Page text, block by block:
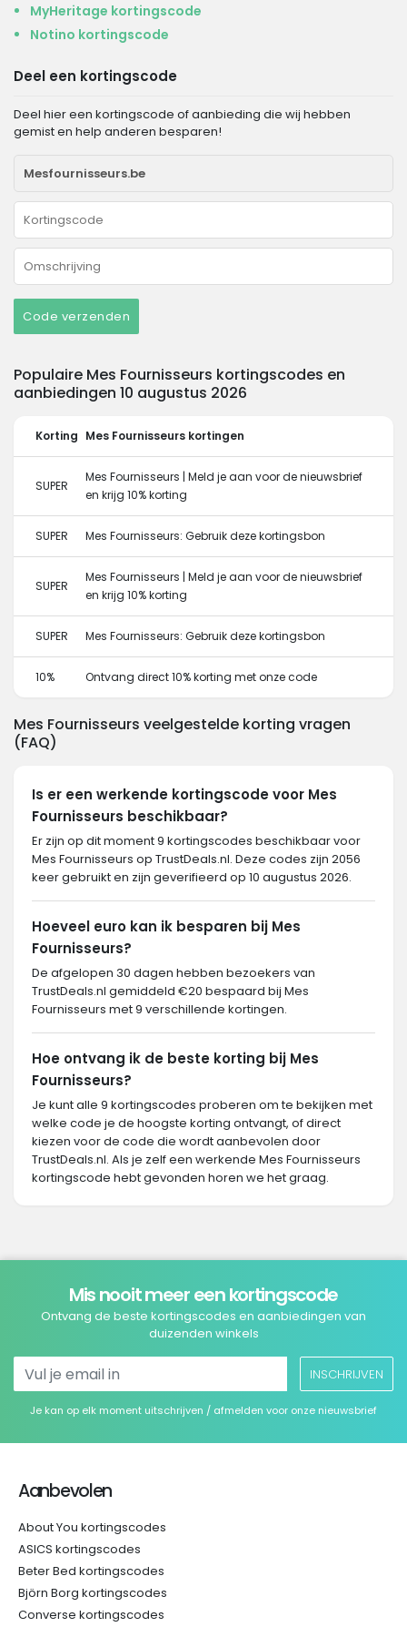
MyHeritage kortingscode
Notino kortingscode
Deel een kortingscode
Deel hier een kortingscode of aanbieding die wij hebben
gemist en help anderen besparen!
Code verzenden
Populaire Mes Fournisseurs kortingscodes en
aanbiedingen 10 augustus 2026
Korting Mes Fournisseurs kortingen
SUPER
Mes Fournisseurs | Meld je aan voor de nieuwsbrief
en krijg 10% korting
SUPER Mes Fournisseurs: Gebruik deze kortingsbon
SUPER
Mes Fournisseurs | Meld je aan voor de nieuwsbrief
en krijg 10% korting
SUPER Mes Fournisseurs: Gebruik deze kortingsbon
10% Ontvang direct 10% korting met onze code
Mes Fournisseurs veelgestelde korting vragen
(FAQ)
Is er een werkende kortingscode voor Mes
Fournisseurs beschikbaar?
Er zijn op dit moment 9 kortingscodes beschikbaar voor
Mes Fournisseurs op TrustDeals.nl. Deze codes zijn 2056
keer gebruikt en zijn geverifieerd op 10 augustus 2026.
Hoeveel euro kan ik besparen bij Mes
Fournisseurs?
De afgelopen 30 dagen hebben bezoekers van
TrustDeals.nl gemiddeld €20 bespaard bij Mes
Fournisseurs met 9 verschillende kortingen.
Hoe ontvang ik de beste korting bij Mes
Fournisseurs?
Je kunt alle 9 kortingscodes proberen om te bekijken met
welke code je de hoogste korting ontvangt, of direct
kiezen voor de code die wordt aanbevolen door
TrustDeals.nl. Als je zelf een werkende Mes Fournisseurs
kortingscode hebt gevonden horen we het graag.
Mis nooit meer een kortingscode
Ontvang de beste kortingscodes en aanbiedingen van
duizenden winkels
INSCHRIJVEN
Je kan op elk moment uitschrijven / afmelden voor onze nieuwsbrief
Aanbevolen
About You kortingscodes
ASICS kortingscodes
Beter Bed kortingscodes
Björn Borg kortingscodes
Converse kortingscodes